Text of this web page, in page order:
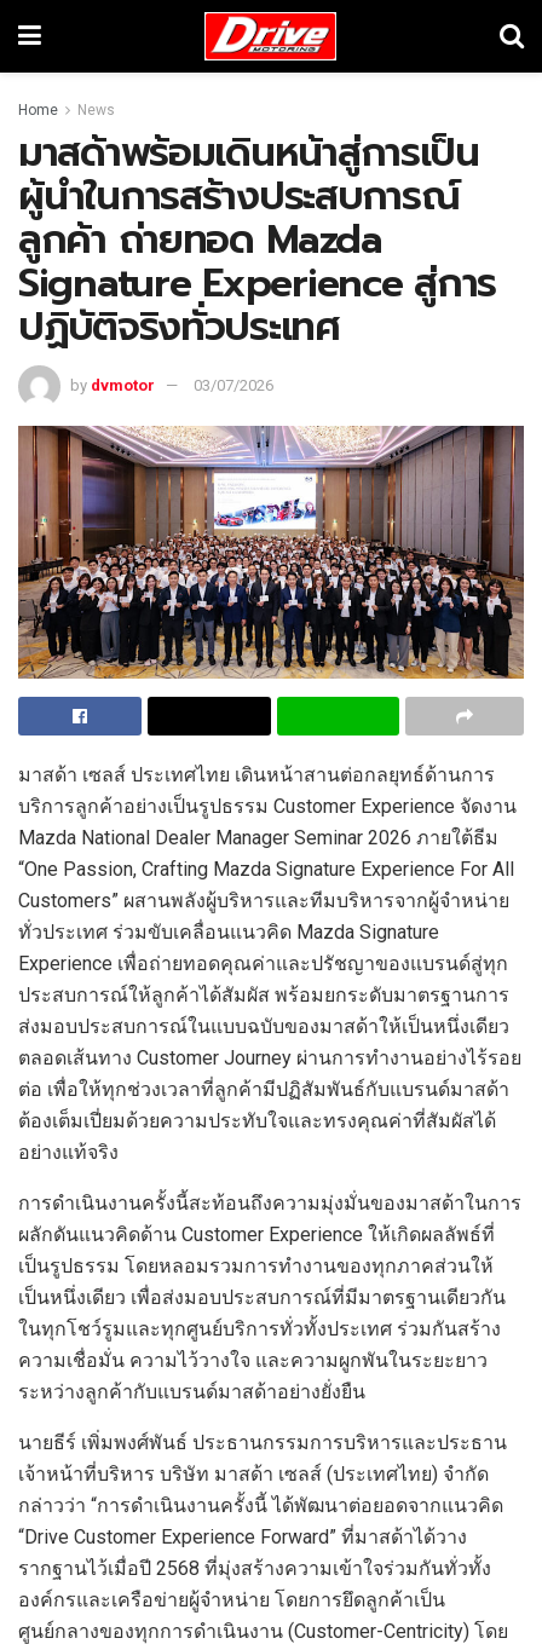
Home News
มาสด้าพร้อมเดินหน้าสู่การเป็น
ผู้นำในการสร้างประสบการณ์
ลูกค้า ถ่ายทอด Mazda
Signature Experience สู่การ
ปฏิบัติจริงทั่วประเทศ
by dvmotor 03/07/2026
มาสด้า เซลส์ ประเทศไทย เดินหน้าสานต่อกลยุทธ์ด้านการ
บริการลูกค้าอย่างเป็นรูปธรรม Customer Experience จัดงาน
Mazda National Dealer Manager Seminar 2026 ภายใต้ธีม
“One Passion, Crafting Mazda Signature Experience For All
Customers” ผสานพลังผู้บริหารและทีมบริหารจากผู้จำหน่าย
ทั่วประเทศ ร่วมขับเคลื่อนแนวคิด Mazda Signature
Experience เพื่อถ่ายทอดคุณค่าและปรัชญาของแบรนด์สู่ทุก
ประสบการณ์ให้ลูกค้าได้สัมผัส พร้อมยกระดับมาตรฐานการ
ส่งมอบประสบการณ์ในแบบฉบับของมาสด้าให้เป็นหนึ่งเดียว
ตลอดเส้นทาง Customer Journey ผ่านการทำงานอย่างไร้รอย
ต่อ เพื่อให้ทุกช่วงเวลาที่ลูกค้ามีปฏิสัมพันธ์กับแบรนด์มาสด้า
ต้องเต็มเปี่ยมด้วยความประทับใจและทรงคุณค่าที่สัมผัสได้
อย่างแท้จริง
การดำเนินงานครั้งนี้สะท้อนถึงความมุ่งมั่นของมาสด้าในการ
ผลักดันแนวคิดด้าน Customer Experience ให้เกิดผลลัพธ์ที่
เป็นรูปธรรม โดยหลอมรวมการทำงานของทุกภาคส่วนให้
เป็นหนึ่งเดียว เพื่อส่งมอบประสบการณ์ที่มีมาตรฐานเดียวกัน
ในทุกโชว์รูมและทุกศูนย์บริการทั่วทั้งประเทศ ร่วมกันสร้าง
ความเชื่อมั่น ความไว้วางใจ และความผูกพันในระยะยาว
ระหว่างลูกค้ากับแบรนด์มาสด้าอย่างยั่งยืน
นายธีร์ เพิ่มพงศ์พันธ์ ประธานกรรมการบริหารและประธาน
เจ้าหน้าที่บริหาร บริษัท มาสด้า เซลส์ (ประเทศไทย) จำกัด
กล่าวว่า “การดำเนินงานครั้งนี้ ได้พัฒนาต่อยอดจากแนวคิด
“Drive Customer Experience Forward” ที่มาสด้าได้วาง
รากฐานไว้เมื่อปี 2568 ที่มุ่งสร้างความเข้าใจร่วมกันทั่วทั้ง
องค์กรและเครือข่ายผู้จำหน่าย โดยการยึดลูกค้าเป็น
ศูนย์กลางของทุกการดำเนินงาน (Customer-Centricity) โดย